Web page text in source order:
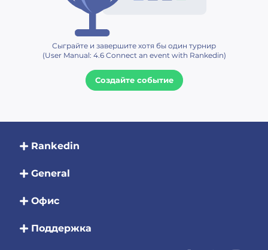
Сыграйте и завершите хотя бы один турнир
(User Manual: 4.6 Connect an event with Rankedin)
Создайте событие
Rankedin
General
Офис
Поддержка